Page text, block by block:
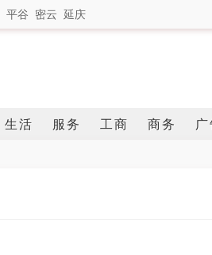
平谷 密云 延庆
生活 服务 工商 商务